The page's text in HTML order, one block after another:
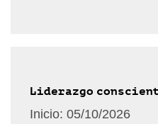
Liderazgo
Inicio: 05/10/2026